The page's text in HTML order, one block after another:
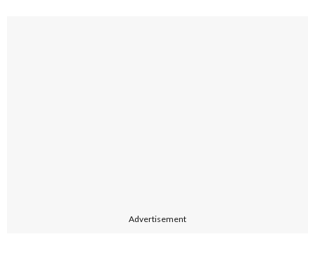
Advertisement